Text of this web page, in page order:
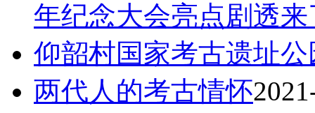
年纪念大会亮点剧透来
仰韶村国家考古遗址
两代人的考古情怀